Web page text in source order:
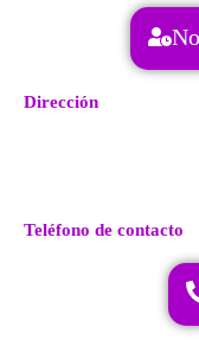
Dirección
Teléfono de contacto